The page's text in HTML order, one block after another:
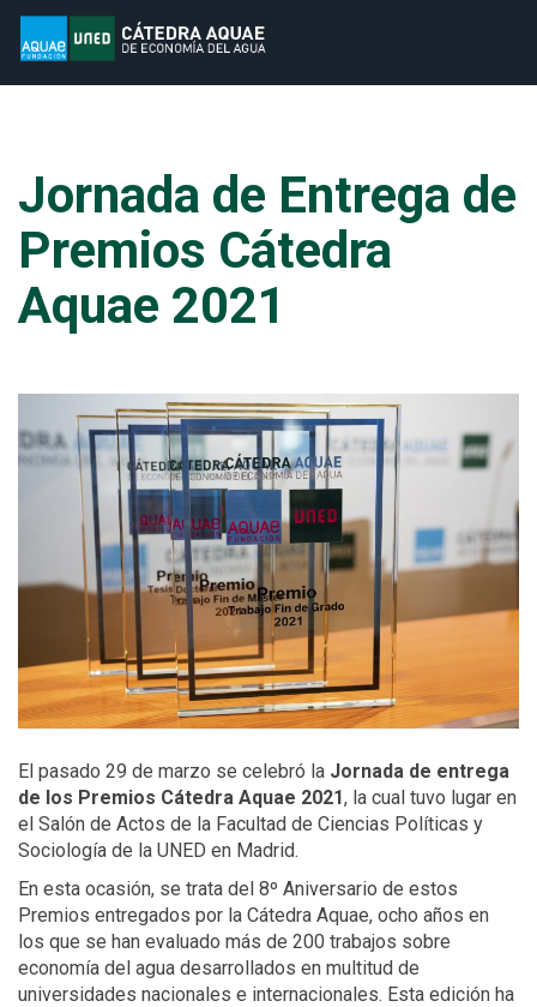
Jornada de Entrega de
Premios Cátedra
Aquae 2021
El pasado 29 de marzo se celebró la Jornada de entrega
de los Premios Cátedra Aquae 2021, la cual tuvo lugar en
el Salón de Actos de la Facultad de Ciencias Políticas y
Sociología de la UNED en Madrid.
En esta ocasión, se trata del 8º Aniversario de estos
Premios entregados por la Cátedra Aquae, ocho años en
los que se han evaluado más de 200 trabajos sobre
economía del agua desarrollados en multitud de
universidades nacionales e internacionales. Esta edición ha